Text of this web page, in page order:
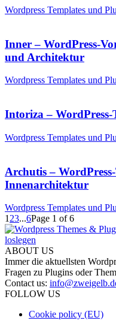
Wordpress Templates und
Inner – WordPress-
und Architektur
Wordpress Templates und
Intoriza –
Wordpress Templates und
Archutis –
Innenarchitektur
Wordpress Templates und
1 23...6Page 1 of 6
ABOUT US
Immer die aktuellsten
Fragen zu Plugins oder
Contact us:
FOLLOW US
Cookie policy (EU)